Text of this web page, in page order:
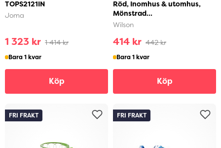
TOPS2121IN
Joma
1 323 kr 1 414 kr
Bara 1 kvar
Köp
Röd, Inomhus & utomhus,
Mönstrad...
Wilson
414 kr 442 kr
Bara 1 kvar
Köp
FRI FRAKT FRI FRAKT